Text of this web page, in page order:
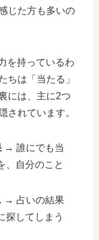
じた方も多いの
を持っているわ
ちは「当たる」
には、主に2つ
されています。
→ 誰にでも当
、自分のこと
→ 占いの結果
探してしまう